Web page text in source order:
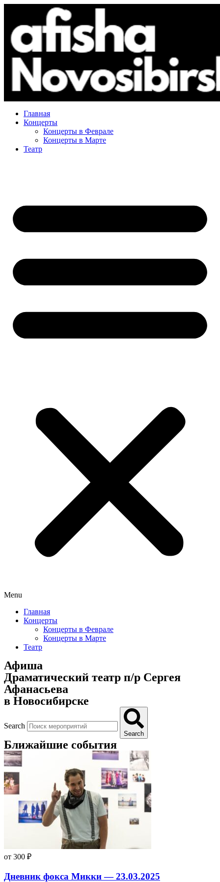
Главная
Концерты
Концерты в Феврале
Концерты в Марте
Театр
Menu
Главная
Концерты
Концерты в Феврале
Концерты в Марте
Театр
Афиша
Драматический театр п/р Сергея
Афанасьева
в Новосибирске
Search
Search
Ближайшие события
от 300 ₽
Дневник фокса Микки — 23.03.2025